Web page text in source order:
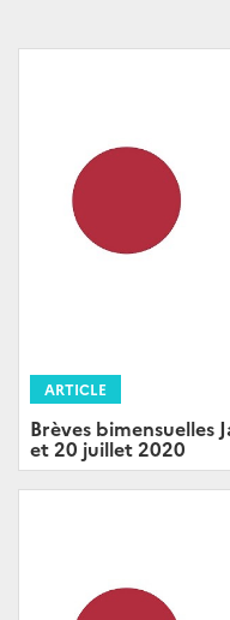
ARTICLE
Brèves bimensuelles
et 20 juillet 2020